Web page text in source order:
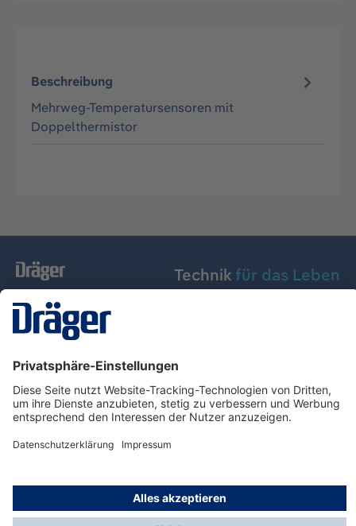
Beschreibung
Mehrweg-Temperatursensoren mit
Doppelthermistor
Technik für das Leben
Dräger Austria GmbH
Über Dräger
Informationen
© Dräger Austria GmbH, 2024